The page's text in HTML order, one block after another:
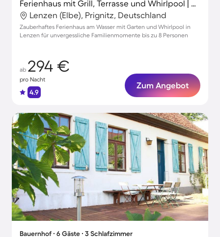
Ferienhaus mit Grill, Terrasse und Whirlpool | Naturblick
Lenzen (Elbe), Prignitz, Deutschland
Zauberhaftes Ferienhaus am Wasser mit Garten und Whirlpool in
Lenzen für unvergessliche Familienmomente bis zu 8 Personen
ab 294 €
pro Nacht
4.9
Zum Angebot
Bauernhof ∙ 6 Gäste ∙ 3 Schlafzimmer